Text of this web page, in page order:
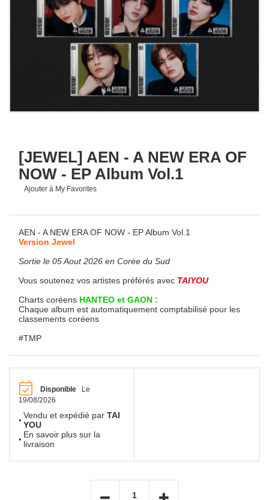
[JEWEL] AEN - A NEW ERA OF
NOW - EP Album Vol.1
Ajouter à My Favorites
AEN - A NEW ERA OF NOW - EP Album Vol.1
Version Jewel
Sortie le 05 Aout 2026 en Corée du Sud
Vous soutenez vos artistes préférés avec TAIYOU
Charts coréens HANTEO et GAON :
Chaque album est automatiquement comptabilisé pour les
classements coréens
#TMP
Disponible
Le
19/08/2026
Vendu et expédié par TAI
YOU
En savoir plus sur la
livraison